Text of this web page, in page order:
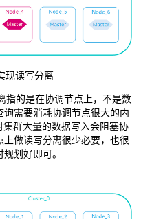
现读写分离
指的是在协调节点上，不是数
需要消耗协调节点很大的内
集群大量的数据写入会阻塞协
做读写分离很少必要，也很
划好即可。